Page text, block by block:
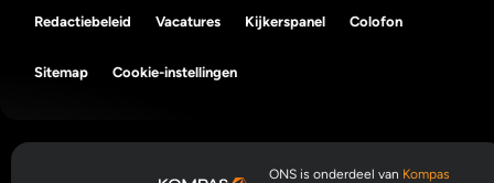
Redactiebeleid Vacatures Kijkerspanel Colofon
Sitemap Cookie-instellingen
ONS is onderdeel van Kompas